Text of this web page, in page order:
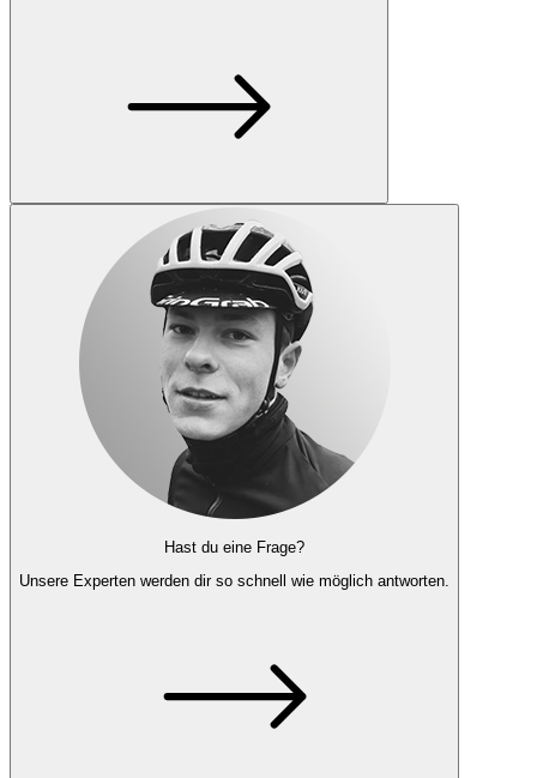
Hast du eine Frage?
Unsere Experten werden dir so schnell wie möglich antworten.